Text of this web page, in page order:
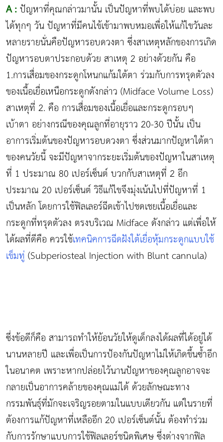
A :ปัญหาที่คุณกล่าวมานั้น เป็นปัญหาที่พบได้บ่อย และพบ
ได้ทุกๆ วัน ปัญหาที่มีคนไข้เข้ามาพบหมอเพื่อให้แก้ไขวันละ
หลายรายนั่นคือปัญหารอบดวงตา ซึ่งสาเหตุหลักของการเกิด
ปัญหารอบตาประกอบด้วย สาเหตุ 2 อย่างด้วยกัน คือ
1.การเสื่อมของกระดูกโหนกแก้มใต้ตา ร่วมกับการทรุดตัวลง
ของเนื้อเยื่อเหนือกระดูกดังกล่าว (Midface Volume Loss)
สาเหตุที่ 2. คือ การเสื่อมของเนื้อเยื่อและกระดูกรอบๆ
เบ้าตา อย่างกรณีของคุณลูกที่อายุราว 20-30 ปีนั้น เป็น
อาการเริ่มต้นของปัญหารอบดวงตา ซึ่งส่วนมากปัญหาใต้ตา
ของคนวัยนี้ จะมีปัญหาจากระยะเริ่มต้นของปัญหาในสาเหตุ
ที่ 1 ประมาณ 80 เปอร์เซ็นต์ บวกกับสาเหตุที่ 2 อีก
ประมาณ 20 เปอร์เซ็นต์ วิธีแก้ไขจึงมุ่งเน้นไปที่ปัญหาที่ 1
เป็นหลัก โดยการใช้ฟิลเลอร์ฉีดเข้าไปชดเชยเนื้อเยื่อและ
กระดูกที่ทรุดตัวลง ตรงบริเวณ Midface ดังกล่าว แต่เพื่อให้
ได้ผลที่ดีคือ ควรใช้เทคนิคการฉีดฝังใต้เยื่อหุ้มกระดูกแบบใช้
เข็มทู่ (Subperiosteal Injection with Blunt cannula)
ซึ่งข้อดีก็คือ สามารถทำให้ย้อนวัยให้ดูเด็กลงได้ผลที่ได้อยู่ได้
นานหลายปี และเพื่อเป็นการป้องกันปัญหาไม่ให้เกิดขึ้นซ้ำอีก
ในอนาคต เพราะหากปล่อยไว้นานปัญหาของคุณลูกอาจจะ
กลายเป็นอาการคล้ายของคุณแม่ได้ ด้วยลักษณะทาง
กรรมพันธุ์ที่มักจะเจริญรอยตามในแบบเดียวกัน แต่ในรายที่
ต้องการแก้ปัญหาที่เหลืออีก 20 เปอร์เซ็นต์นั้น ต้องทำร่วม
กับการรักษาแบบการใช้ฟิลเลอร์ชนิดพิเศษ ซึ่งต่างจากฟิล